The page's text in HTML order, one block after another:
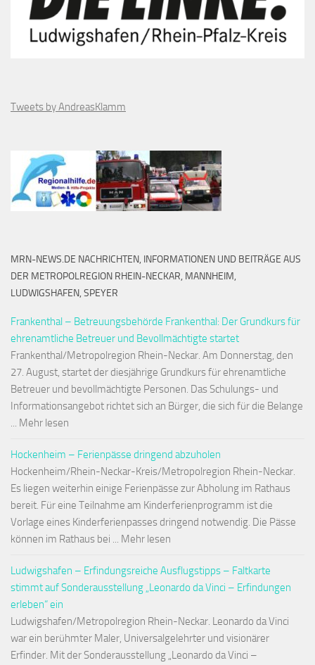
Tweets by AndreasKlamm
MRN-NEWS.DE NACHRICHTEN, INFORMATIONEN UND BEITRÄGE AUS
DER METROPOLREGION RHEIN-NECKAR, MANNHEIM,
LUDWIGSHAFEN, SPEYER
Frankenthal – Betreuungsbehörde Frankenthal: Der Grundkurs für
ehrenamtliche Betreuer und Bevollmächtigte startet
Frankenthal/Metropolregion Rhein-Neckar. Am Donnerstag, den
27. August, startet der diesjährige Grundkurs für ehrenamtliche
Betreuer und bevollmächtigte Personen. Das Schulungs- und
Informationsangebot richtet sich an Bürger, die sich für die Belange
... Mehr lesen
Hockenheim – Ferienpässe dringend abzuholen
Hockenheim/Rhein-Neckar-Kreis/Metropolregion Rhein-Neckar.
Es liegen weiterhin einige Ferienpässe zur Abholung im Rathaus
bereit. Für eine Teilnahme am Kinderferienprogramm ist die
Vorlage eines Kinderferienpasses dringend notwendig. Die Pässe
können im Rathaus bei ... Mehr lesen
Ludwigshafen – Erfindungsreiche Ausflugstipps – Faltkarte
stimmt auf Sonderausstellung „Leonardo da Vinci – Erfindungen
erleben“ ein
Ludwigshafen/Metropolregion Rhein-Neckar. Leonardo da Vinci
war ein berühmter Maler, Universalgelehrter und visionärer
Erfinder. Mit der Sonderausstellung „Leonardo da Vinci –